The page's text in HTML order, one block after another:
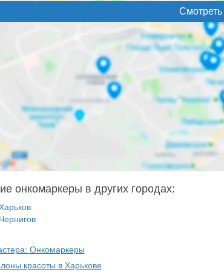
Смотреть
онкомаркеры в других городах:
Онкомаркеры
красоты в Харькове